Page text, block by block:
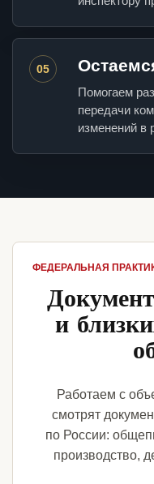
05
Помогаем
передачи
изменений в
ФЕДЕРАЛЬНАЯ
и
Работаем с
смотрят
по России:
производство,